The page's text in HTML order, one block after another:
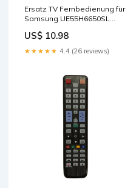
Ersatz TV Fernbedienung für
Samsung UE55H6650SL
US$ 10.98
★★★★★ 4.4 (26 reviews)